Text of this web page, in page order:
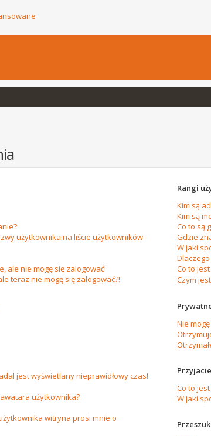
użytkownika na liście użytkowników
ale nie mogę się zalogować!
teraz nie mogę się zalogować?!
jest wyświetlany nieprawidłowy czas!
użytkownika?
witryna prosi mnie o
Rangi
Kim są
Kim są
Co to są
Gdzie
W jaki
Co to jest
Czym
Nie
Co to
W jaki